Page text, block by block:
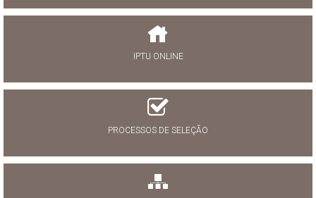
IPTU ONLINE
PROCESSOS DE SELEÇÃO